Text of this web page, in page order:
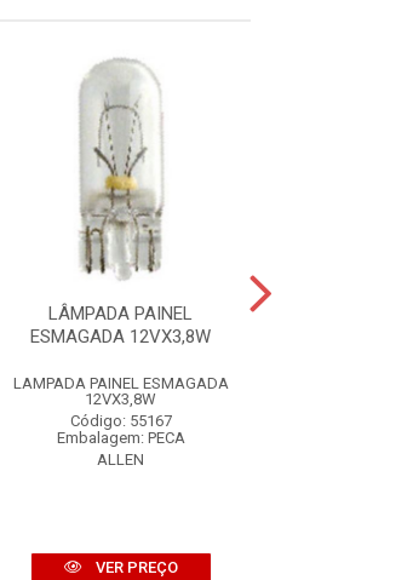
LÂMPADA PAINEL
ESMAGADA 12VX3,8W
LAMPADA PAINEL ESMAGADA
12VX3,8W
Código: 55167
Embalagem: PECA
ALLEN
VER PREÇO